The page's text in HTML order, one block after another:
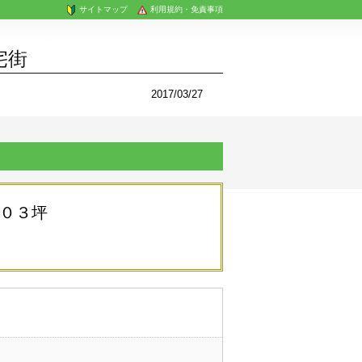
利用規約・免責事項
サイトマップ
街
2017/03/27
３坪